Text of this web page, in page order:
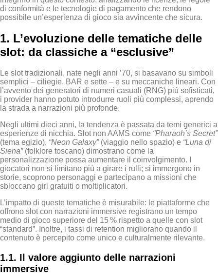
di conformità e le tecnologie di pagamento che rendono
possibile un’esperienza di gioco sia avvincente che sicura.
1. L’evoluzione delle tematiche delle
slot: da classiche a “esclusive”
Le slot tradizionali, nate negli anni ’70, si basavano su simboli
semplici – ciliegie, BAR e sette – e su meccaniche lineari. Con
l’avvento dei generatori di numeri casuali (RNG) più sofisticati,
i provider hanno potuto introdurre ruoli più complessi, aprendo
la strada a narrazioni più profonde.
Negli ultimi dieci anni, la tendenza è passata da temi generici a
esperienze di nicchia. Slot non AAMS come “Pharaoh’s Secret”
(tema egizio), “Neon Galaxy”(viaggio nello spazio) e “Luna di
Siena”(folklore toscano) dimostrano come la
personalizzazione possa aumentare il coinvolgimento. I
giocatori non si limitano più a girare i rulli; si immergono in
storie, scoprono personaggi e partecipano a missioni che
sbloccano giri gratuiti o moltiplicatori.
L’impatto di queste tematiche è misurabile: le piattaforme che
offrono slot con narrazioni immersive registrano un tempo
medio di gioco superiore del 15 % rispetto a quelle con slot
“standard”. Inoltre, i tassi di retention migliorano quando il
contenuto è percepito come unico e culturalmente rilevante.
1.1. Il valore aggiunto delle narrazioni
immersive